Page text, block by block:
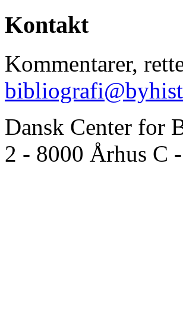
Kontakt
Kommentarer,
Dansk Center for
2 - 8000 Århus C -